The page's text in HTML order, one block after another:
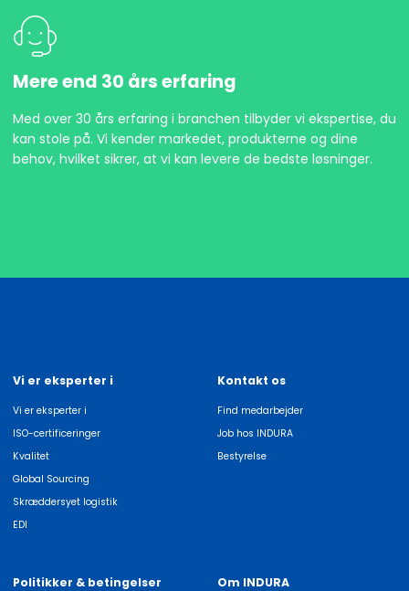
Mere end 30 års erfaring
Med over 30 års erfaring i branchen tilbyder vi ekspertise, du
kan stole på. Vi kender markedet, produkterne og dine
behov, hvilket sikrer, at vi kan levere de bedste løsninger.
Vi er eksperter i
Vi er eksperter i
ISO-certificeringer
Kvalitet
Global Sourcing
Skræddersyet logistik
EDI
Kontakt os
Find medarbejder
Job hos INDURA
Bestyrelse
Politikker & betingelser Om INDURA